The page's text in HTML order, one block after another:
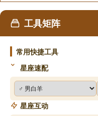
工具矩阵
常用快捷工具
星座速配
星座互动